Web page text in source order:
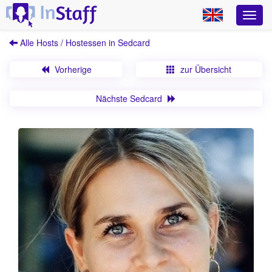
Alle Hosts / Hostessen in Sedcard
Vorherige zur Übersicht
Nächste Sedcard